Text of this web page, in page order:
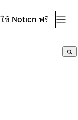
ใช้ Notion ฟรี